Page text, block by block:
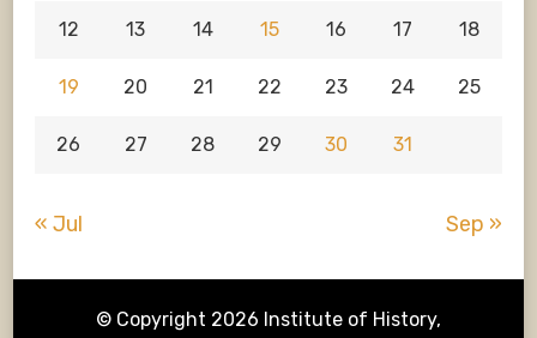
12 13 14 15 16 17 18
19 20 21 22 23 24 25
26 27 28 29 30 31
« Jul Sep »
© Copyright 2026 Institute of History,